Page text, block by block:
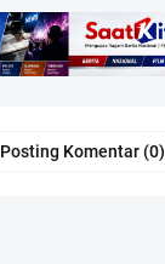
Posting Komentar (0)